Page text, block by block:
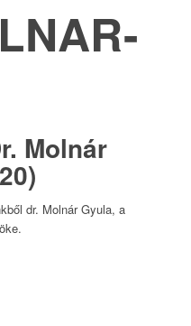
Molnár
dr. Molnár Gyula, a